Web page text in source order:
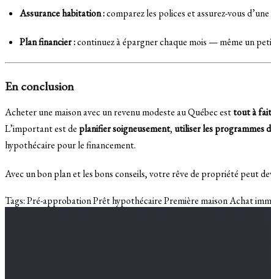
Assurance habitation :comparez les polices et assurez-vous
Plan financier :continuez à épargner chaque mois — même un
En conclusion
Acheter une maison avec un revenu modeste au Québec esttout à
L’important est de planifier soigneusement, utiliser les programmes
hypothécaire pour le financement.
Avec un bon plan et les bons conseils, votre rêve de propriété peut
Tags:Pré-approbationPrêt hypothécairePremière maisonAchat